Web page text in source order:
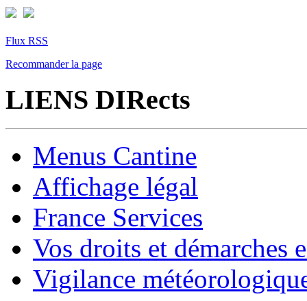
Flux RSS
Recommander la page
LIENS DIRects
Menus Cantine
Affichage légal
France Services
Vos droits et démarches
Vigilance